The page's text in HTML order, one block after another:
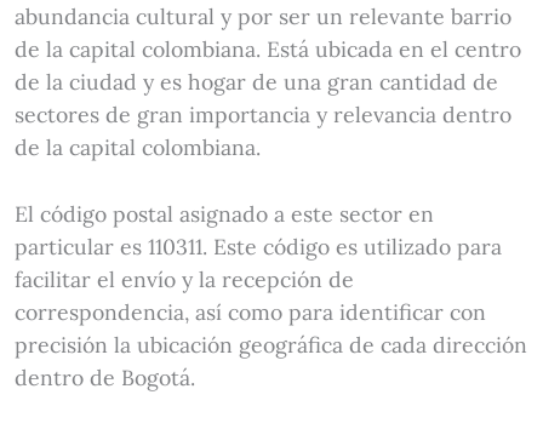
abundancia cultural y por ser un relevante barrio
de la capital colombiana. Está ubicada en el centro
de la ciudad y es hogar de una gran cantidad de
sectores de gran importancia y relevancia dentro
de la capital colombiana.
El código postal asignado a este sector en
particular es 110311. Este código es utilizado para
facilitar el envío y la recepción de
correspondencia, así como para identificar con
precisión la ubicación geográfica de cada dirección
dentro de Bogotá.